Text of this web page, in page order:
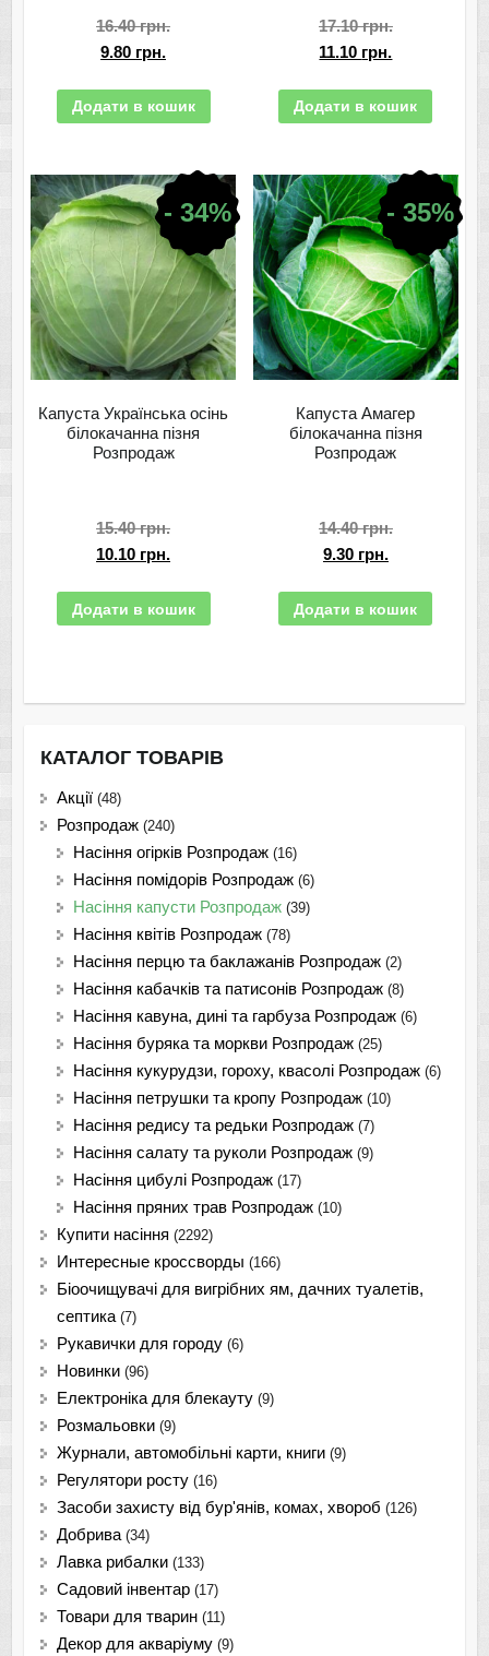
16.40грн.
9.80 грн.
Додати в кошик
17.10грн.
11.10 грн.
Додати в кошик
- 34%
Капуста Українська осінь
білокачанна пізня
Розпродаж
15.40грн.
10.10 грн.
Додати в кошик
- 35%
Капуста Амагер
білокачанна пізня
Розпродаж
14.40грн.
9.30 грн.
Додати в кошик
КАТАЛОГ ТОВАРІВ
Акції (48)
Розпродаж (240)
Насіння огірків Розпродаж (16)
Насіння помідорів Розпродаж (6)
Насіння капусти Розпродаж (39)
Насіння квітів Розпродаж (78)
Насіння перцю та баклажанів Розпродаж (2)
Насіння кабачків та патисонів Розпродаж (8)
Насіння кавуна, дині та гарбуза Розпродаж (6)
Насіння буряка та моркви Розпродаж (25)
Насіння кукурудзи, гороху, квасолі Розпродаж (6)
Насіння петрушки та кропу Розпродаж (10)
Насіння редису та редьки Розпродаж (7)
Насіння салату та руколи Розпродаж (9)
Насіння цибулі Розпродаж (17)
Насіння пряних трав Розпродаж (10)
Купити насіння (2292)
Интересные кроссворды (166)
Біоочищувачі для вигрібних ям, дачних туалетів,
септика (7)
Рукавички для городу (6)
Новинки (96)
Електроніка для блекауту (9)
Розмальовки (9)
Журнали, автомобільні карти, книги (9)
Регулятори росту (16)
Засоби захисту від бур'янів, комах, хвороб (126)
Добрива (34)
Лавка рибалки (133)
Садовий інвентар (17)
Товари для тварин (11)
Декор для акваріуму (9)